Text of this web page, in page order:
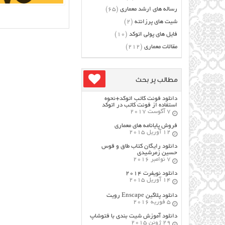
رساله های ارشد معماری (65)
شیت های پرزانته (2)
فایل های پولی اتوکد (10)
مقالات معماری (212)
مطالب پر بحث
دانلود فونت کاتب اتوکد+نحوه
استفاده از فونت کاتب در اتوکد
7 آگوست 2017
فروش پایانامه های معماری
12 آوریل 2015
دانلود رایگان کتاب طاق و قوس
حسین زمرشیدی
7 نوامبر 2016
دانلود نویفرت ۲۰۱۴
14 آوریل 2015
دانلود پلاگین Enscape رویت
5 فوریه 2016
دانلود آموزش شیت بندی با فتوشاپ
29 ژوئن 2015